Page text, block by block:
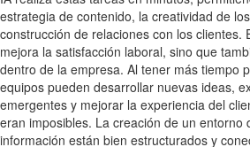
estrategia de contenido, la creatividad de
construcción de relaciones con los clientes.
mejora la satisfacción laboral, sino que
dentro de la empresa. Al tener más tiempo
equipos pueden desarrollar nuevas ideas,
emergentes y mejorar la experiencia del
eran imposibles. La creación de un entorno
información están bien estructurados y